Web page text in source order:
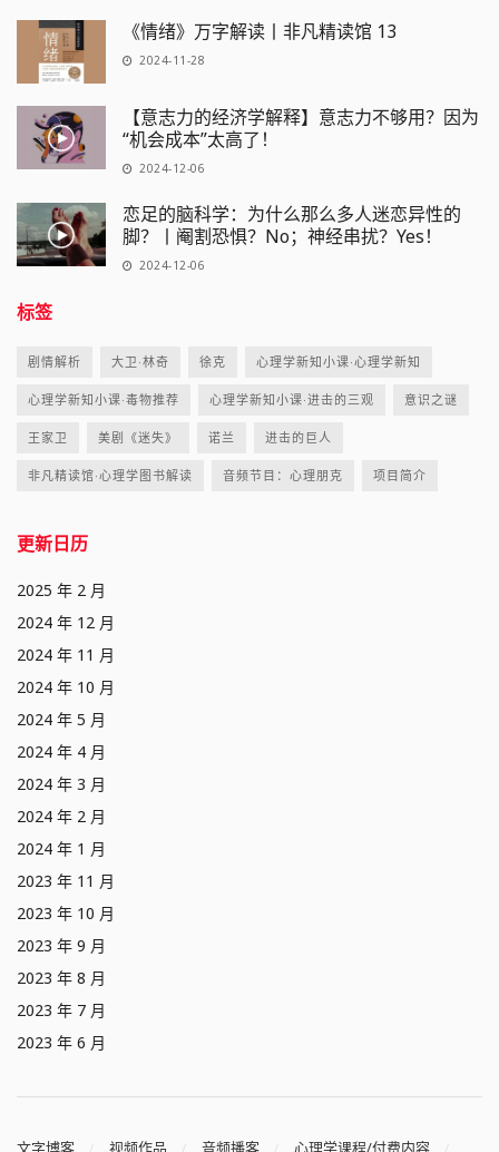
《情绪》万字解读丨非凡精读馆 13
2024-11-28
【意志力的经济学解释】意志力不够用？因为
“机会成本”太高了！
2024-12-06
恋足的脑科学：为什么那么多人迷恋异性的
脚？丨阉割恐惧？No；神经串扰？Yes！
2024-12-06
标签
剧情解析 大卫·林奇 徐克 心理学新知小课·心理学新知
心理学新知小课·毒物推荐 心理学新知小课·进击的三观 意识之谜
王家卫 美剧《迷失》 诺兰 进击的巨人
非凡精读馆·心理学图书解读 音频节目：心理朋克 项目简介
更新日历
2025 年 2 月
2024 年 12 月
2024 年 11 月
2024 年 10 月
2024 年 5 月
2024 年 4 月
2024 年 3 月
2024 年 2 月
2024 年 1 月
2023 年 11 月
2023 年 10 月
2023 年 9 月
2023 年 8 月
2023 年 7 月
2023 年 6 月